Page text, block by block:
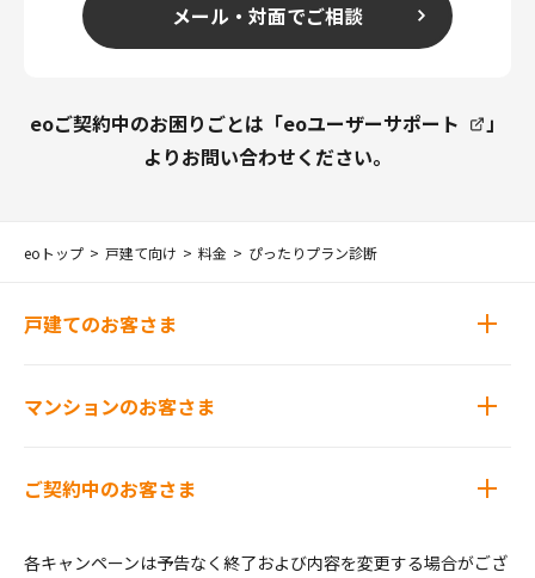
メール・対面でご相談
eoご契約中のお困りごとは「eoユーザーサポート
」
よりお問い合わせください。
eoトップ 戸建て向け 料金 ぴったりプラン診断
戸建てのお客さま
マンションのお客さま
ご契約中のお客さま
各キャンペーンは予告なく終了および内容を変更する場合がござ